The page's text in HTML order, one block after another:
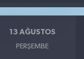
13 AĞUSTOS
PERŞEMBE